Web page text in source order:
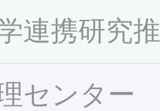
連携研究
センター